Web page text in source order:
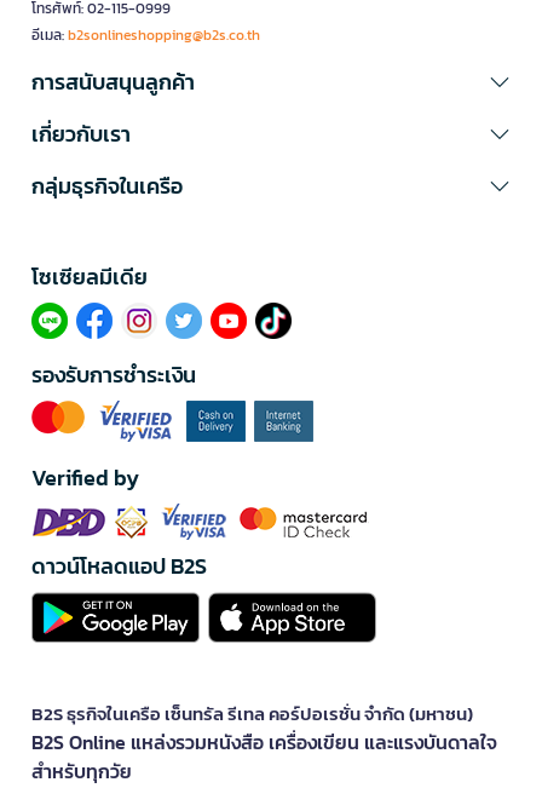
โทรศัพท์: 02-115-0999
อีเมล:b2sonlineshopping@b2s.co.th
การสนับสนุนลูกค้า
เกี่ยวกับเรา
กลุ่มธุรกิจในเครือ
โซเซียลมีเดีย​
รองรับการชำระเงิน
Verified by
ดาวน์โหลดแอป B2S
B2S ธุรกิจในเครือ เซ็นทรัล รีเทล คอร์ปอเรชั่น จำกัด (มหาชน)
B2S Online แหล่งรวมหนังสือ เครื่องเขียน และแรงบันดาลใจ
สำหรับทุกวัย